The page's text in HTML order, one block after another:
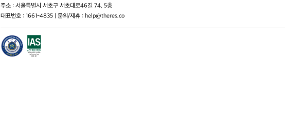
주소 : 서울특별시 서초구 서초대로46길 74, 5층
대표번호 : 1661-4835 | 문의/제휴 : help@theres.co